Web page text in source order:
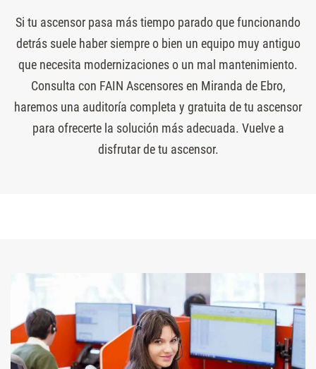
Si tu ascensor pasa más tiempo parado que funcionando
detrás suele haber siempre o bien un equipo muy antiguo
que necesita modernizaciones o un mal mantenimiento.
Consulta con FAIN Ascensores en Miranda de Ebro,
haremos una auditoría completa y gratuita de tu ascensor
para ofrecerte la solución más adecuada. Vuelve a
disfrutar de tu ascensor.